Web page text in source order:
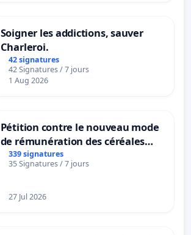
Soigner les addictions, sauver
Charleroi.
42 signatures
42 Signatures / 7 jours
1 Aug 2026
Pétition contre le nouveau mode
de rémunération des céréales
panifiables de Swiss granum basé
sur la teneur en protéines
339 signatures
35 Signatures / 7 jours
27 Jul 2026